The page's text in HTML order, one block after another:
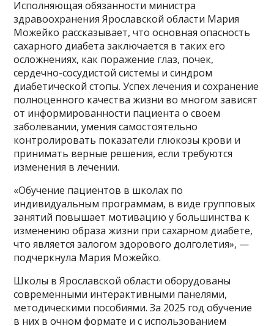
Исполняющая обязанности министра
здравоохранения Ярославской области Мария
Можейко рассказывает, что основная опасность
сахарного диабета заключается в таких его
осложнениях, как поражение глаз, почек,
сердечно-сосудистой системы и синдром
диабетической стопы. Успех лечения и сохранение
полноценного качества жизни во многом зависят
от информированности пациента о своем
заболевании, умения самостоятельно
контролировать показатели глюкозы крови и
принимать верные решения, если требуются
изменения в лечении.
«Обучение пациентов в школах по
индивидуальным программам, в виде групповых
занятий повышает мотивацию у большинства к
изменению образа жизни при сахарном диабете,
что является залогом здорового долголетия», —
подчеркнула Мария Можейко.
Школы в Ярославской области оборудованы
современными интерактивными панелями,
методическими пособиями. За 2025 год обучение
в них в очном формате и с использованием